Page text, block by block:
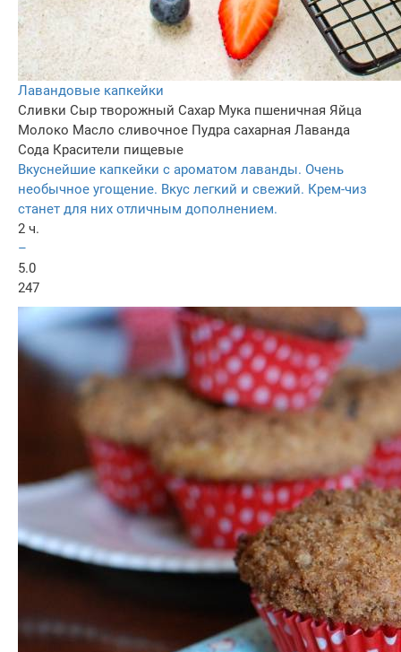
Лавандовые капкейки
Сливки Сыр творожный Сахар Мука пшеничная Яйца
Молоко Масло сливочное Пудра сахарная Лаванда
Сода Красители пищевые
Вкуснейшие капкейки с ароматом лаванды. Очень
необычное угощение. Вкус легкий и свежий. Крем-чиз
станет для них отличным дополнением.
2 ч.
–
5.0
247